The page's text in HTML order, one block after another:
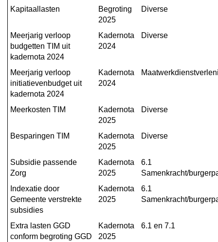
Toelichting
verschillen
lasten
van
begroting
2024
Kapitaallasten
Begroting
2025
Diverse
Meerjarig verloop
budgetten TIM uit
kadernota 2024
Kadernota
2024
Diverse
Meerjarig verloop
initiatievenbudget uit
kadernota 2024
Kadernota
2024
Meerkosten TIM
Kadernota
2025
Diverse
Besparingen TIM
Kadernota
2025
Diverse
Subsidie passende
Zorg
Kadernota
2025
6.1
Samenkracht/
Indexatie door
Gemeente verstrekte
subsidies
Kadernota
2025
6.1
Samenkracht/
Extra lasten GGD
conform begroting GGD
Kadernota
2025
6.1 en 7.1